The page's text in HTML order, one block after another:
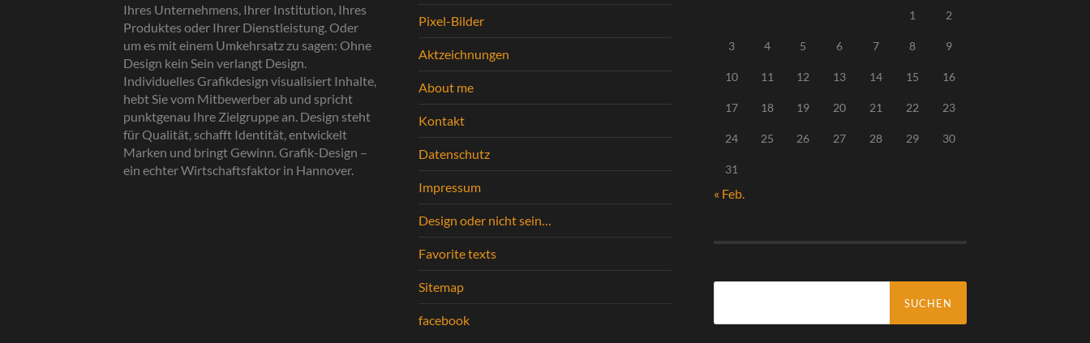
Ihres Unternehmens, Ihrer Institution, Ihres
Produktes oder Ihrer Dienstleistung. Oder
um es mit einem Umkehrsatz zu sagen: Ohne
Design kein Sein verlangt Design.
Individuelles Grafikdesign visualisiert Inhalte,
hebt Sie vom Mitbewerber ab und spricht
punktgenau Ihre Zielgruppe an. Design steht
für Qualität, schafft Identität, entwickelt
Marken und bringt Gewinn. Grafik-Design –
ein echter Wirtschaftsfaktor in Hannover.
Pixel-Bilder
Aktzeichnungen
About me
Kontakt
Datenschutz
Impressum
Design oder nicht sein…
Favorite texts
Sitemap
facebook
1 2
3 4 5 6 7 8 9
10 11 12 13 14 15 16
17 18 19 20 21 22 23
24 25 26 27 28 29 30
31
« Feb.
Suchen